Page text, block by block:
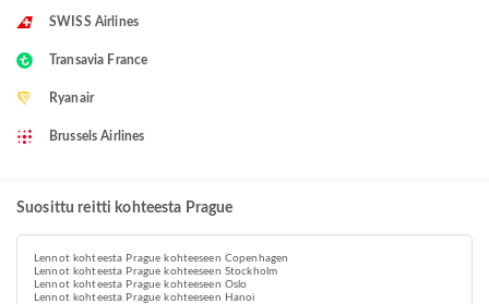
SWISS Airlines
Transavia France
Ryanair
Brussels Airlines
Suosittu reitti kohteesta Prague
Lennot kohteesta Prague kohteeseen Copenhagen
Lennot kohteesta Prague kohteeseen Stockholm
Lennot kohteesta Prague kohteeseen Oslo
Lennot kohteesta Prague kohteeseen Hanoi